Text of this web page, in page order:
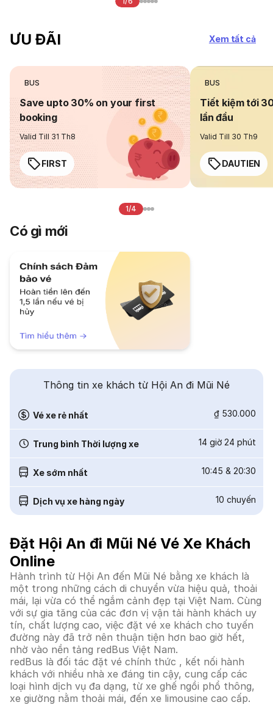
ƯU ĐÃI Xem tất cả
BUS
Save upto 30% on your first
booking
Valid Till 31 Th8
FIRST
BUS
Tiết kiệm tới
lần đầu
Valid Till 30 Th9
DAUTIEN
1/4
Có gì mới
Thông tin xe khách từ Hội An đi Mũi Né
Vé xe rẻ nhất ₫ 530.000
Trung bình Thời lượng xe 14 giờ 24 phút
Xe sớm nhất 10:45 & 20:30
Dịch vụ xe hàng ngày 10 chuyến
Đặt Hội An đi Mũi Né Vé Xe Khách
Online
Hành trình từ Hội An đến Mũi Né bằng xe khách là
một trong những cách di chuyển vừa hiệu quả, thoải
mái, lại vừa có thể ngắm cảnh đẹp tại Việt Nam. Cùng
với sự gia tăng của các đơn vị vận tải hành khách uy
tín, chất lượng cao, việc đặt vé xe khách cho tuyến
đường này đã trở nên thuận tiện hơn bao giờ hết,
nhờ vào nền tảng redBus Việt Nam.
redBus là đối tác đặt vé chính thức , kết nối hành
khách với nhiều nhà xe đáng tin cậy, cung cấp các
loại hình dịch vụ đa dạng, từ xe ghế ngồi phổ thông,
xe giường nằm thoải mái, đến xe limousine cao cấp.